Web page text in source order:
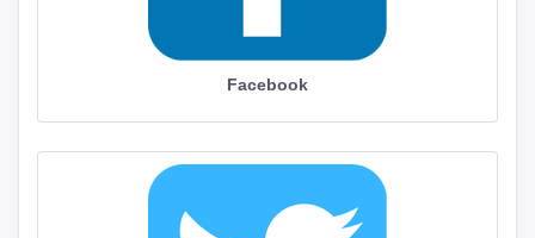
Facebook